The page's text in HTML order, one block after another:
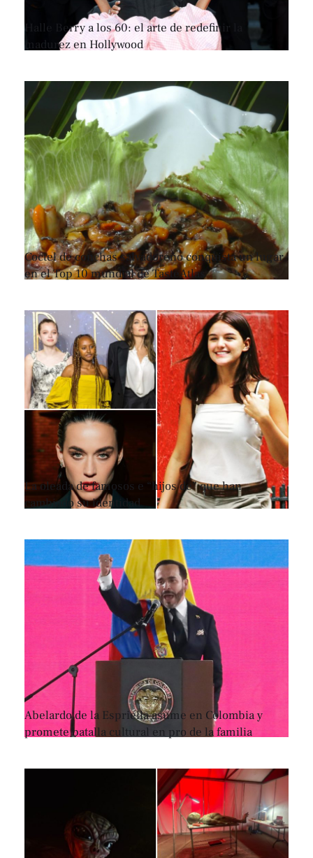
Halle Berry a los 60: el arte de redefinir la
madurez en Hollywood
Coctel de conchas salvadoreño conquista un lugar
en el Top 10 mundial de TasteAtlas
La oleada de famosos e “hijos de” que han
cambiado su identidad
Abelardo de la Espriella asume en Colombia y
promete batalla cultural en pro de la familia